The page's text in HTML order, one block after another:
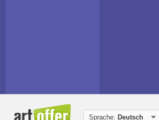
Sprache: Deutsch